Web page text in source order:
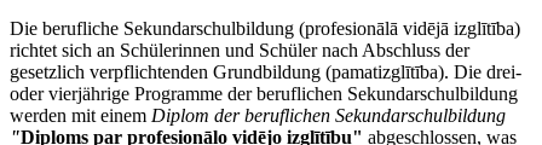
Die berufliche Sekundarschulbildung (profesionālā vidējā izglītība)
richtet sich an Schülerinnen und Schüler nach Abschluss der
gesetzlich verpflichtenden Grundbildung (pamatizglītība). Die drei-
oder vierjährige Programme der beruflichen Sekundarschulbildung
werden mit einem Diplom der beruflichen Sekundarschulbildung
"Diploms par profesionālo vidējo izglītību" abgeschlossen, was